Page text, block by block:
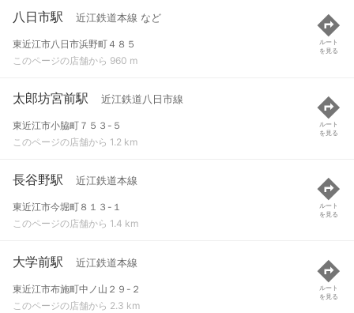
八日市駅 近江鉄道本線 など
東近江市八日市浜野町４８５
このページの店舗から 960 m
ルート
を見る
太郎坊宮前駅 近江鉄道八日市線
東近江市小脇町７５３-５
このページの店舗から 1.2 km
ルート
を見る
長谷野駅 近江鉄道本線
東近江市今堀町８１３-１
このページの店舗から 1.4 km
ルート
を見る
大学前駅 近江鉄道本線
東近江市布施町中ノ山２９-２
このページの店舗から 2.3 km
ルート
を見る